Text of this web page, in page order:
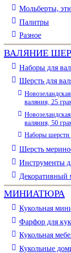
Мольберты,
Палитры
Разное
ВАЛЯНИЕ
Наборы для
Шерсть для
валяния, 25
валяния, 50
Наборы шерсти
Шерсть
Инструменты
Декоративный
МИНИАТЮРА
Кукольная
Фарфор для
Кукольная
Кукольные